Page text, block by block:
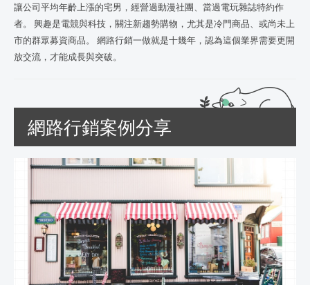
讓公司平均年齡上漲的宅男，經營過動漫社團、當過電玩雜誌特約作
者。 興趣是電競與科技，關注新趨勢購物，尤其是冷門商品、或尚未上
市的群眾募資商品。 網路行銷一做就是十幾年，認為這個業界需要更開
放交流，才能成長與突破。
網路行銷案例分享